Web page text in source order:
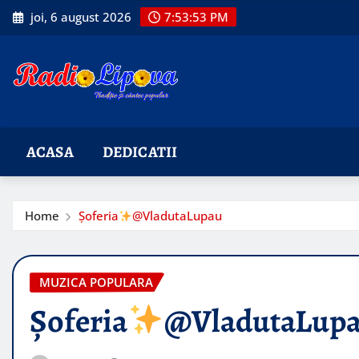
Skip
to
joi, 6 august 2026 7:53:54 PM
ACASA DEDICATII
Home Șoferia @VladutaLupau
MUZICA POPULARA
Șoferia